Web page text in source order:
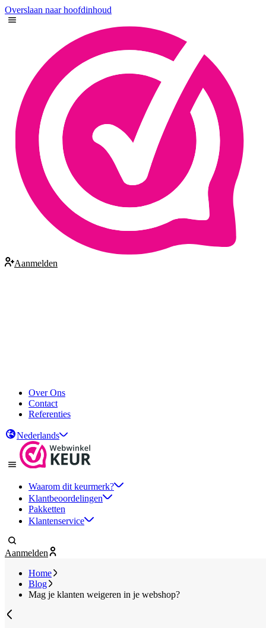
Overslaan naar hoofdinhoud
Aanmelden
Over Ons
Contact
Referenties
Nederlands
Waarom dit keurmerk?
Klantbeoordelingen
Pakketten
Klantenservice
Aanmelden
Home
Blog
Mag je klanten weigeren in je webshop?